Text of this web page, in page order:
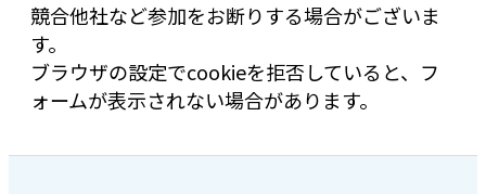
競合他社など参加をお断りする場合がございま
す。
ブラウザの設定でcookieを拒否していると、フ
ォームが表示されない場合があります。